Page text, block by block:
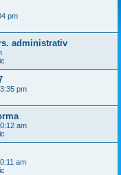
pm
administrativ
pm
am
am